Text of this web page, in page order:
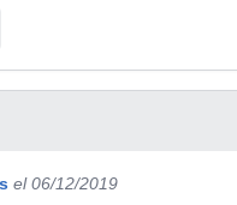
el 06/12/2019